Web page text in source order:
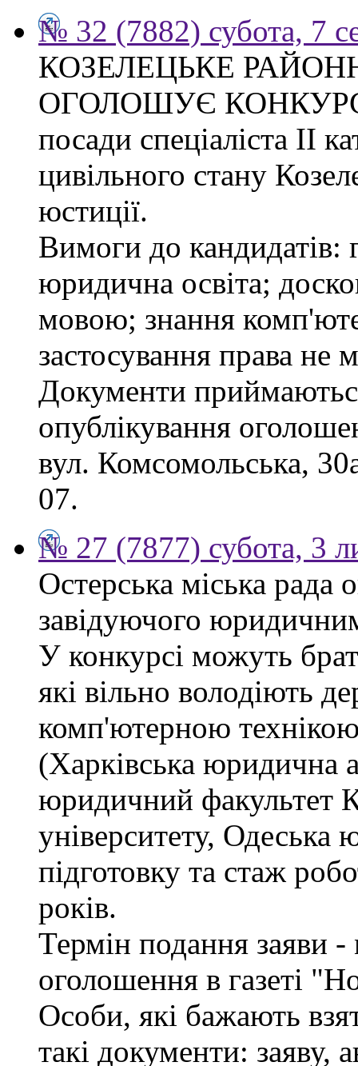
№ 32 (7882) субота, 7
КОЗЕЛЕЦЬКЕ
ОГОЛОШУЄ КОНКУРС
посади спеціаліста ІІ
цивільного стану
юстиції.
Вимоги до кандидатів:
юридична освіта;
мовою; знання
застосування права не
Документи
опублікування
вул. Комсомольська,
07.
№ 27 (7877) субота, 3
Остерська міська рада
завідуючого
У конкурсі можуть
які вільно володіють
комп'ютерною
(Харківська юридична
юридичний факультет
університету, Одеська
підготовку та стаж
років.
Термін подання заяви -
оголошення в газеті
Особи, які бажають
такі документи: заяву,